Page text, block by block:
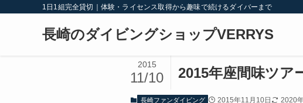
1日1組完全貸切｜体験・ライセンス取得から趣味で続けるダイバーまで
長崎のダイビングショップVERRYS
2015年座間味ツ
2015
11/10
長崎ファンダイビング 2015年11月10日 2020